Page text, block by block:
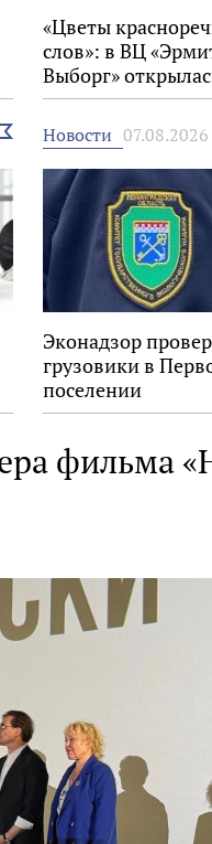
«Цветы
слов»: в ВЦ
Выборг»
выставка
новость
Новости
Эконадзор
грузовики в
поселении
фильма